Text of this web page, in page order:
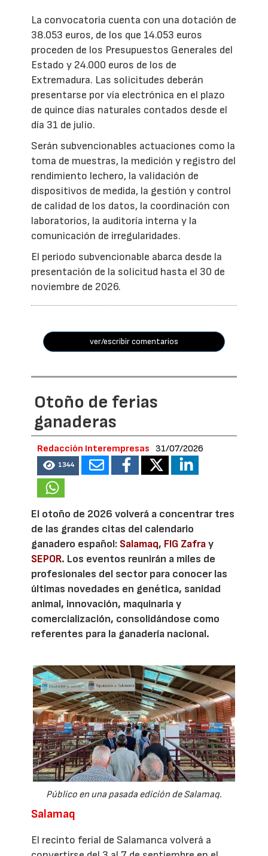
La convocatoria cuenta con una dotación de
38.053 euros, de los que 14.053 euros
proceden de los Presupuestos Generales del
Estado y 24.000 euros de los de
Extremadura. Las solicitudes deberán
presentarse por vía electrónica en el plazo
de quince días naturales contados desde el
día 31 de julio.
Serán subvencionables actuaciones como la
toma de muestras, la medición y registro del
rendimiento lechero, la validación de
dispositivos de medida, la gestión y control
de calidad de los datos, la coordinación con
laboratorios, la auditoría interna y la
comunicación de irregularidades.
El periodo subvencionable abarca desde la
presentación de la solicitud hasta el 30 de
noviembre de 2026.
ver/escribir comentarios
Otoño de ferias
ganaderas
Redacción Interempresas 31/07/2026
1344
El otoño de 2026 volverá a concentrar tres
de las grandes citas del calendario
ganadero español: Salamaq, FIG Zafray
SEPOR. Los eventos reunirán a miles de
profesionales del sector para conocer las
últimas novedades en genética, sanidad
animal, innovación, maquinaria y
comercialización, consolidándose como
referentes para la ganadería nacional.
Público en una pasada edición de Salamaq.
Salamaq
El recinto ferial de Salamanca volverá a